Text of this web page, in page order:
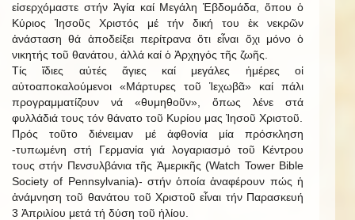
εἰσερχόμαστε στήν Ἁγία καί Μεγάλη Ἑβδομάδα, ὅπου ὁ
Κύριος Ἰησοῦς Χριστός μέ τήν δική του ἐκ νεκρῶν
ἀνάσταση θά ἀποδείξει περίτρανα ὅτι εἶναι ὄχι μόνο ὁ
νικητής τοῦ θανάτου, ἀλλά καί ὁ Ἀρχηγός τῆς ζωῆς.
Τίς ἴδιες αὐτές ἅγιες καί μεγάλες ἡμέρες οἱ
αὐτοαποκαλούμενοι «Μάρτυρες τοῦ Ἱεχωβᾶ» καί πάλι
προγραμματίζουν νά «θυμηθοῦν», ὅπως λένε στά
φυλλάδιά τους τόν θάνατο τοῦ Κυρίου μας Ἰησοῦ Χριστοῦ.
Πρός τοῦτο διένειμαν μέ ἀφθονία μία πρόσκληση
-τυπωμένη στή Γερμανία γιά λογαριασμό τοῦ Κέντρου
τους στήν Πενσυλβάνια τῆς Ἀμερικῆς (Watch Tower Bible
Society of Pennsylvania)- στήν ὁποία ἀναφέρουν πώς ἡ
ἀνάμνηση τοῦ θανάτου τοῦ Χριστοῦ εἶναι τήν Παρασκευή
3 Ἀπριλίου μετά τή δύση τοῦ ἡλίου.